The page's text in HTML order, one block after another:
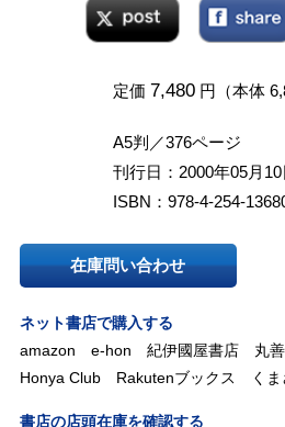
定価 7,480円（本体
A5判／376ページ
刊行日：2000年05月10
ISBN：978-4-254-
在庫問い合わせ
ネット書店で購入する
amazon
e-hon 紀伊國屋書店
丸
Honya Club
Rakutenブックス く
書店の店頭在庫を確認する